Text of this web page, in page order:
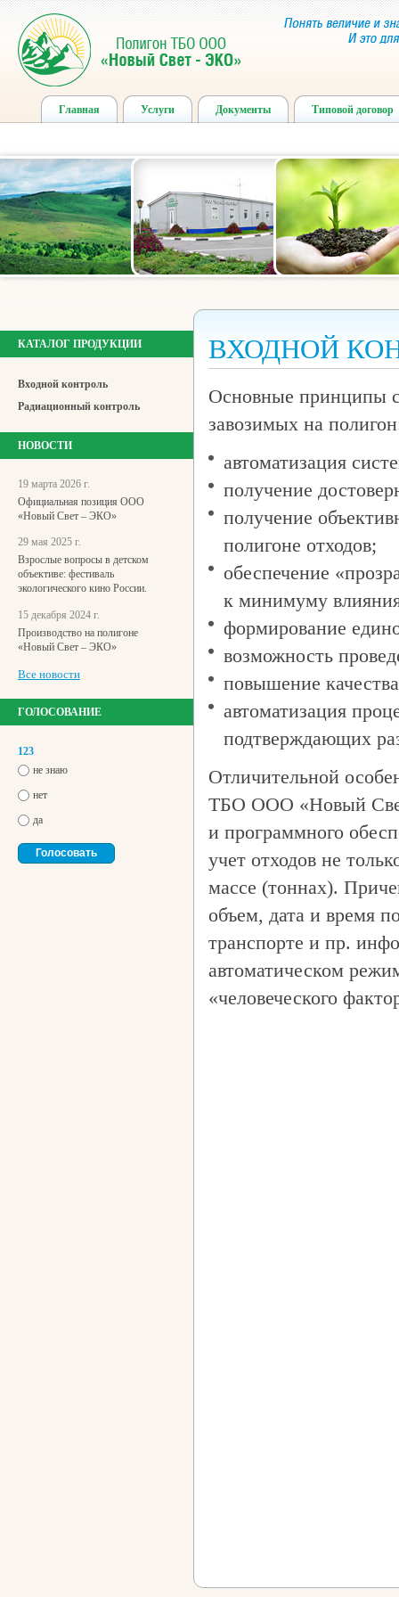
Главная Услуги Документы Типовой договор
КАТАЛОГ ПРОДУКЦИИ
Входной контроль
Радиационный контроль
НОВОСТИ
19 марта 2026 г.
Официальная позиция ООО
«Новый Свет – ЭКО»
29 мая 2025 г.
Взрослые вопросы в детском
объективе: фестиваль
экологического кино России.
15 декабря 2024 г.
Производство на полигоне
«Новый Свет – ЭКО»
Все новости
ГОЛОСОВАНИЕ
123
не знаю
нет
да
ВХОДНОЙ
Основные принципы
завозимых на
автоматизация
получение
получение
полигоне отходов;
обеспечение
к минимуму
формирование
возможность
повышение
автоматизация
подтверждающих
Отличительной
ТБО ООО «Новый Свет
и программного
учет отходов не
массе (тоннах).
объем, дата и время
транспорте и пр.
автоматическом
«человеческого